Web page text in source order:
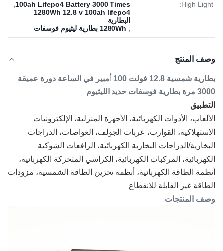
High Light:
100ah Lifepo4 Battery 3000 Times
1280Wh 12.8 v 100ah lifepo4
البطارية
1280Wh بطارية ليثيوم فوسفات
وصف المنتج
بطارية شمسية 12.8 فولت 100 أمبير في الساعة دورة عميقة
3000 مرة بطارية فوسفات حديد الليثيوم
التطبيق
الألعاب، الأدوات الكهربائية، الأجهزة المنزلية، الإلكترونيات
الاستهلاكية، القوارب، عربات الجولف، الغواصات، الدراجات
البخارية/الدراجات البخارية الكهربائية، الرافعات الشوكية
الكهربائية، المركبات الكهربائية، الكراسي المتحركة الكهربائية،
أنظمة الطاقة الكهربائية، أنظمة تخزين الطاقة الشمسية، مزودات
الطاقة غير القابلة للانقطاع
وصف المنتجات